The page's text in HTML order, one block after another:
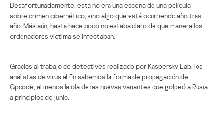
Desafortunadamente, esta no era una escena de una película
sobre crimen cibernético, sino algo que está ocurriendo año tras
año. Más aún, hasta hace poco no estaba claro de que manera los
ordenadores víctima se infectaban.
Gracias al trabajo de detectives realizado por Kaspersky Lab, los
analistas de virus al fin sabemos la forma de propagación de
Gpcode, al menos la ola de las nuevas variantes que golpeó a Rusia
a principios de junio.